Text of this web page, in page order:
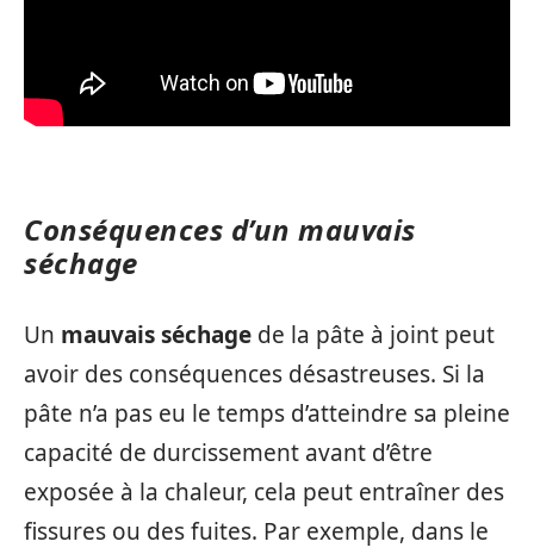
Conséquences d’un mauvais
séchage
Un mauvais séchage de la pâte à joint peut
avoir des conséquences désastreuses. Si la
pâte n’a pas eu le temps d’atteindre sa pleine
capacité de durcissement avant d’être
exposée à la chaleur, cela peut entraîner des
fissures ou des fuites. Par exemple, dans le